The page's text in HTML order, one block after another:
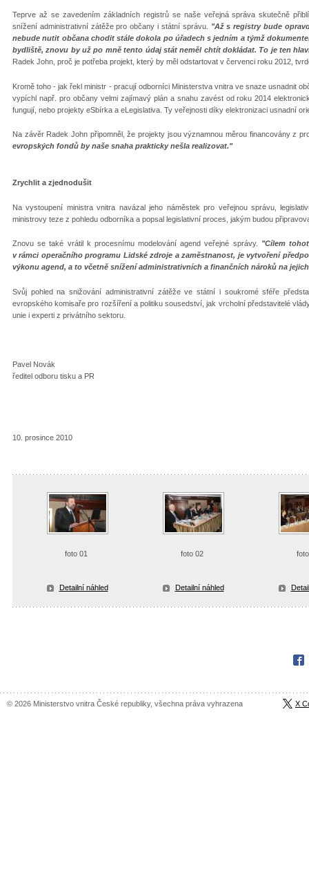
Teprve až se zavedením základních registrů se naše veřejná správa skutečně
snížení administrativní zátěže pro občany i státní správu.
"Až s registry bude
nebude nutit občana chodit stále dokola po úřadech s jedním a týmž
bydliště, znovu by už po mně tento údaj stát neměl chtít dokládat. To je ten
Radek John, proč je potřeba projekt, který by měl odstartovat v červenci roku 2012,
Kromě toho - jak řekl ministr - pracují odborníci Ministerstva vnitra ve snaze usnadnit
vypíchl např. pro občany velmi zajímavý plán a snahu zavést od roku 2014
fungují, nebo projekty eSbírka a eLegislativa. Ty veřejnosti díky elektronizaci usnadní
Na závěr Radek John připomněl, že projekty jsou významnou měrou financovány z
evropských fondů by naše snaha prakticky nešla realizovat."
Zrychlit a zjednodušit
Na vystoupení ministra vnitra navázal jeho náměstek pro veřejnou správu,
ministrovy teze z pohledu odborníka a popsal legislativní proces, jakým budou
Znovu se také vrátil k procesnímu modelování agend veřejné správy.
"Cílem
v rámci operačního programu Lidské zdroje a zaměstnanost, je vytvoření
výkonu agend, a to včetně snížení administrativních a finančních nároků na
Svůj pohled na snižování administrativní zátěže ve státní i soukromé sféře
evropského komisaře pro rozšíření a politiku sousedství, jak vrcholní představitelé
unie i experti z privátního sektoru.
Pavel Novák
ředitel odboru tisku a PR
10. prosince 2010
foto 01
Detailní náhled
foto 02
Detailní náhled
© 2026 Ministerstvo vnitra České republiky, všechna práva vyhrazena X